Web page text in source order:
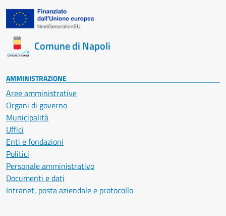
Comune di Napoli
AMMINISTRAZIONE
Aree amministrative
Organi di governo
Municipalità
Uffici
Enti e fondazioni
Politici
Personale amministrativo
Documenti e dati
Intranet, posta aziendale e protocollo